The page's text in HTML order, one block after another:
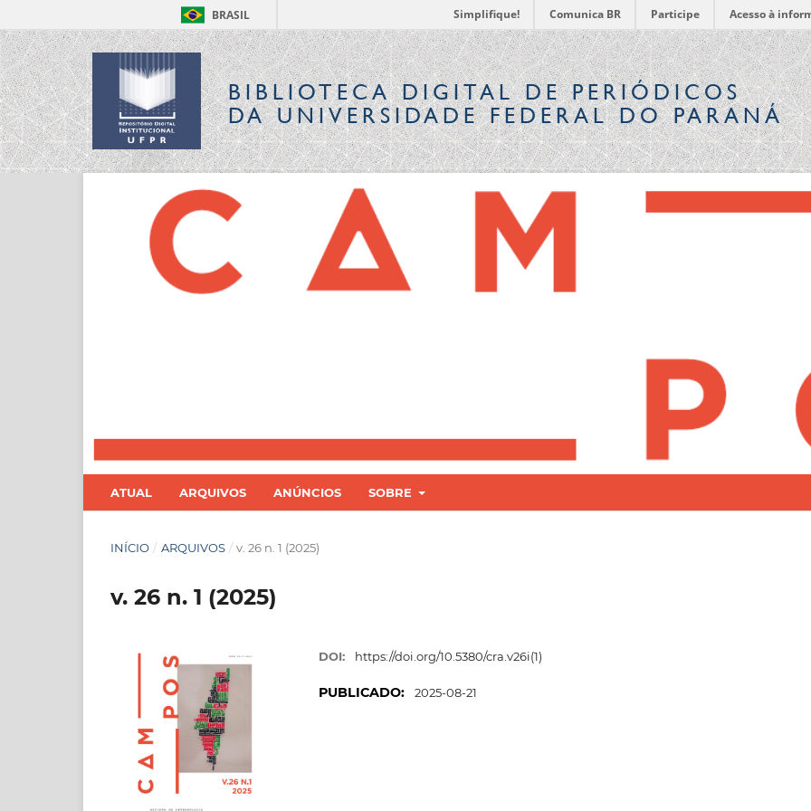
BRASIL Simplifique! Comunica BR Participe Acesso à
BIBLIOTECA DIGITALDE PERIÓDICOS
DA UNIVERSIDADE FEDERAL DO PARANÁ
ATUAL ARQUIVOS ANÚNCIOS SOBRE
INÍCIO / ARQUIVOS / v. 26 n. 1 (2025)
v. 26 n. 1 (2025)
DOI: https://doi.org/10.5380/cra.v26i(1)
PUBLICADO: 2025-08-21